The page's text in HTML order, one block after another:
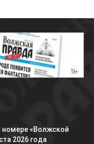
номере «Волжской
2026 года